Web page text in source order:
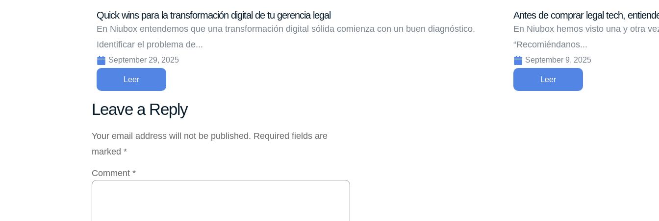
Quick wins para la transformación digital de tu gerencia legal
En Niubox entendemos que una transformación digital sólida comienza con un buen diagnóstico.
Identificar el problema de...
September 29, 2025
Leer
Antes de comprar legal tech,
En Niubox hemos visto una y otra
“Recomiéndanos...
September 9, 2025
Leer
Leave a Reply
Your email address will not be published. Required fields are
marked *
Comment *